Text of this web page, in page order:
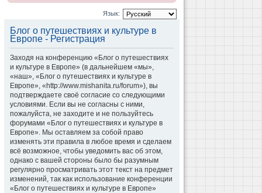
Язык:
Блог о путешествиях и культуре в
Европе - Регистрация
Заходя на конференцию «Блог о путешествиях
и культуре в Европе» (в дальнейшем «мы»,
«наш», «Блог о путешествиях и культуре в
Европе», «http://www.mishanita.ru/forum»), вы
подтверждаете своё согласие со следующими
условиями. Если вы не согласны с ними,
пожалуйста, не заходите и не пользуйтесь
форумами «Блог о путешествиях и культуре в
Европе». Мы оставляем за собой право
изменять эти правила в любое время и сделаем
всё возможное, чтобы уведомить вас об этом,
однако с вашей стороны было бы разумным
регулярно просматривать этот текст на предмет
изменений, так как использование конференции
«Блог о путешествиях и культуре в Европе»